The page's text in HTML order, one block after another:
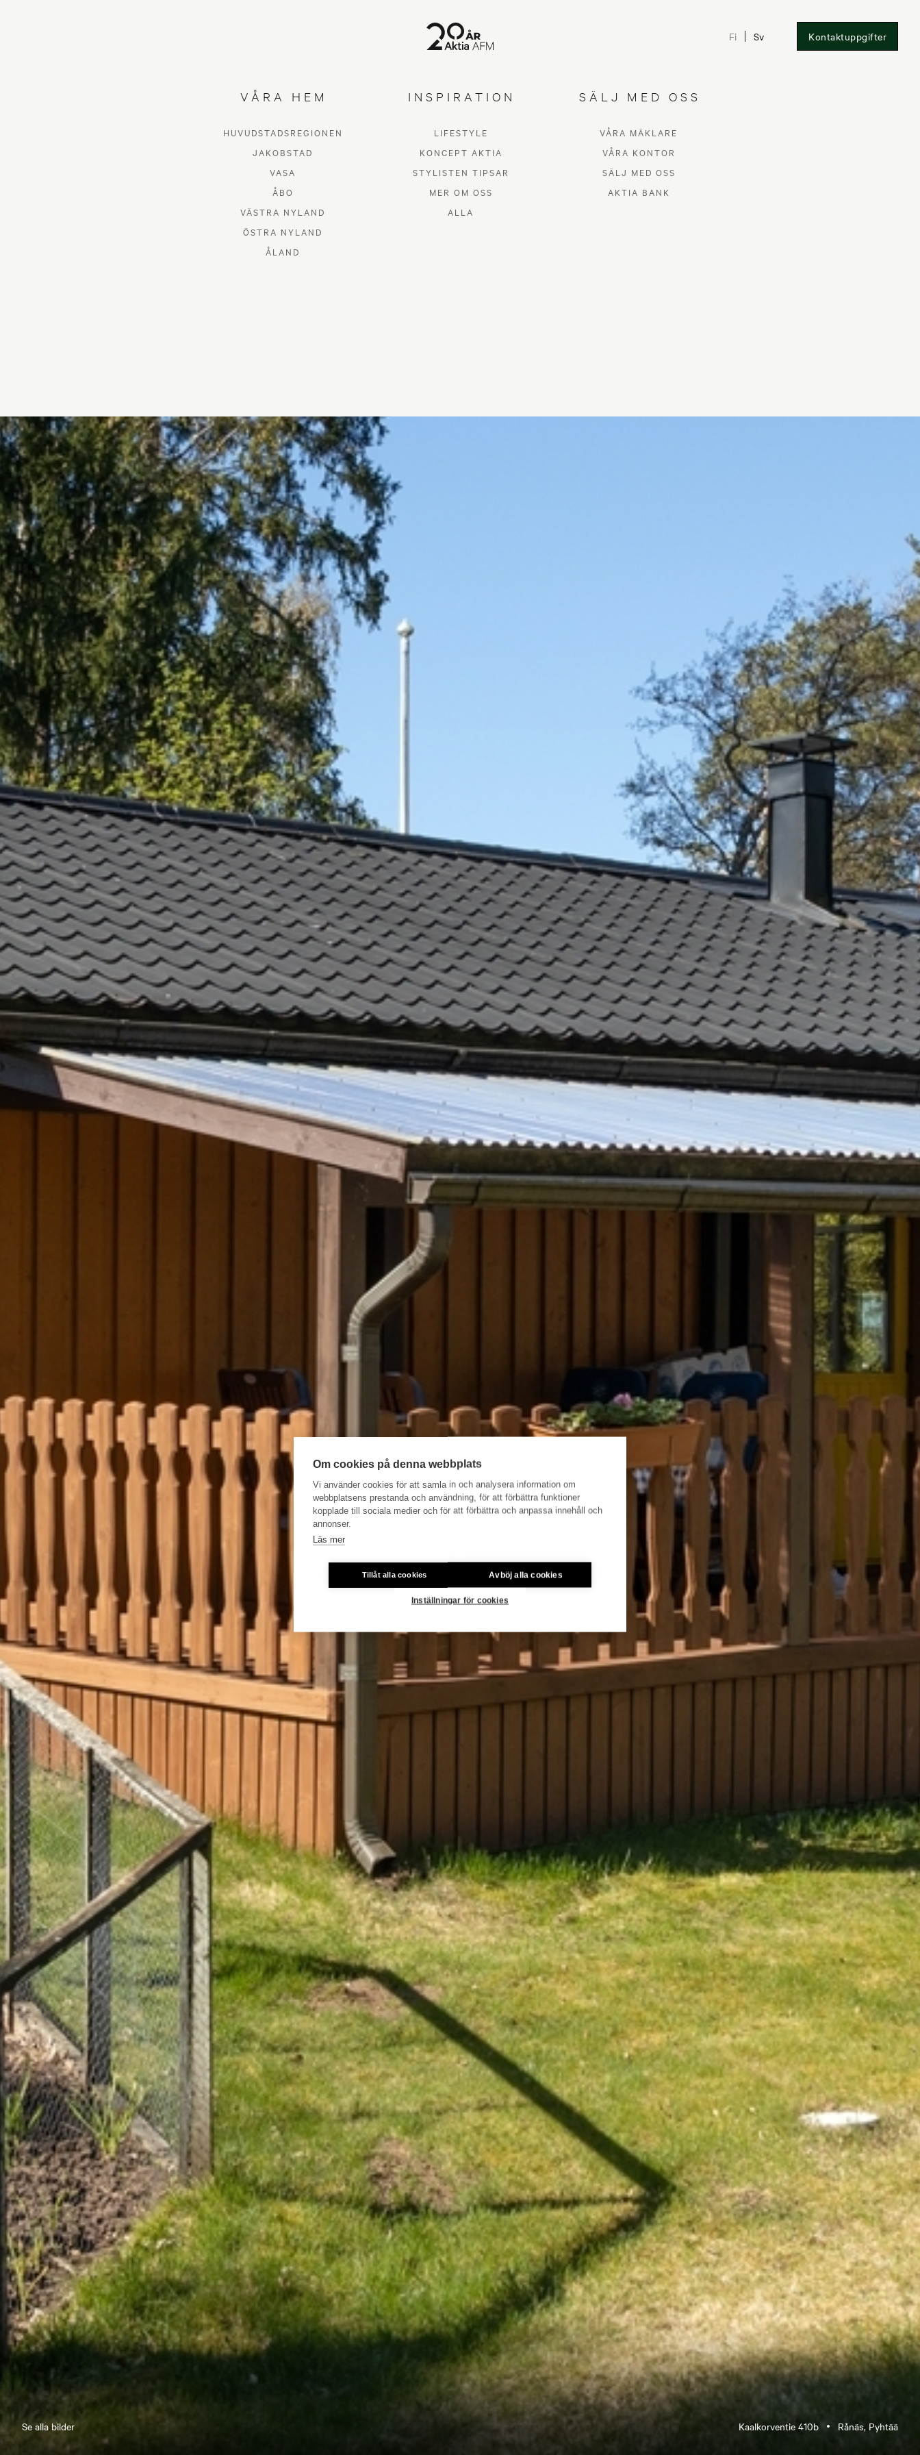
Fi Sv Kontaktuppgifter
VÅRA HEM
HUVUDSTADSREGIONEN
JAKOBSTAD
VASA
ÅBO
VÄSTRA NYLAND
ÖSTRA NYLAND
ÅLAND
INSPIRATION
LIFESTYLE
KONCEPT AKTIA
STYLISTEN TIPSAR
MER OM OSS
ALLA
SÄLJ MED OSS
VÅRA MÄKLARE
VÅRA KONTOR
SÄLJ MED OSS
AKTIA BANK
Se alla bilder Kaalkorventie 410b Rånäs, Pyhtää
Om cookies på denna webbplats
Vi använder cookies för att samla in och analysera information om
webbplatsens prestanda och användning, för att förbättra funktioner
kopplade till sociala medier och för att förbättra och anpassa innehåll och
annonser.
Läs mer
Tillåt alla cookies Avböj alla cookies
Inställningar för cookies